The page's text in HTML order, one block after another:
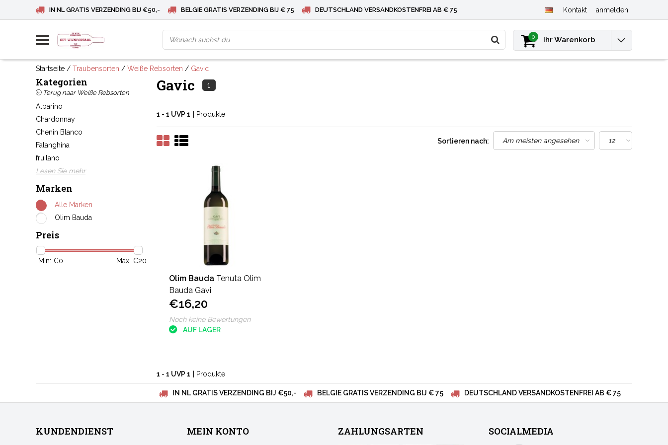
IN NL GRATIS VERZENDING BIJ €50,- BELGIE GRATIS VERZENDING BIJ € 75 DEUTSCHLAND VERSANDKOSTENFREI AB € 75 Kontakt anmelden
0 Ihr Warenkorb
Startseite / Traubensorten / Weiße Rebsorten / Gavic
Kategorien
Terug naar Weiße Rebsorten
Albarino
Chardonnay
Chenin Blanco
Falanghina
fruilano
Lesen Sie mehr
Marken
Alle Marken
Olim Bauda
Preis
Min: €0 Max: €20
Gavic 1
1 - 1 UVP 1 | Produkte
Sortieren nach:
Olim Bauda Tenuta Olim
Bauda Gavi
€16,20
Noch keine Bewertungen
AUF LAGER
1 - 1 UVP 1 | Produkte
IN NL GRATIS VERZENDING BIJ €50,- BELGIE GRATIS VERZENDING BIJ € 75 DEUTSCHLAND VERSANDKOSTENFREI AB € 75
KUNDENDIENST MEIN KONTO ZAHLUNGSARTEN SOCIALMEDIA